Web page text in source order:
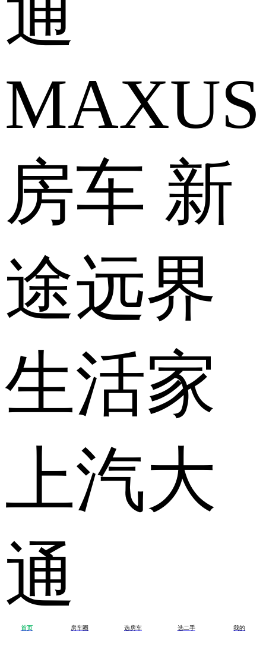
上汽大
通
首页 房车圈 选房车 选二手 我的